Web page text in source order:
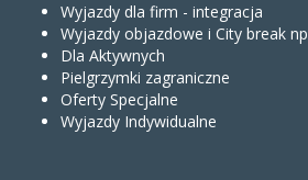
Wyjazdy dla firm - integracja
Wyjazdy objazdowe i City break np
Dla Aktywnych
Pielgrzymki zagraniczne
Oferty Specjalne
Wyjazdy Indywidualne